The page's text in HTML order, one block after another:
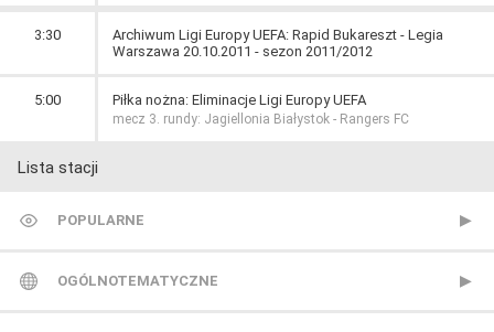
3:30
Archiwum Ligi Europy UEFA: Rapid Bukareszt - Legia
Warszawa 20.10.2011 - sezon 2011/2012
5:00 Piłka nożna: Eliminacje Ligi Europy UEFA
mecz 3. rundy: Jagiellonia Białystok - Rangers FC
Lista stacji
POPULARNE
TVP 1
OGÓLNOTEMATYCZNE